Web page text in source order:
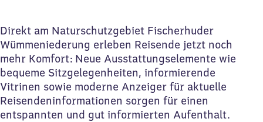
Direkt am Naturschutzgebiet Fischerhuder
Wümmeniederung erleben Reisende jetzt noch
mehr Komfort: Neue Ausstattungselemente wie
bequeme Sitzgelegenheiten, informierende
Vitrinen sowie moderne Anzeiger für aktuelle
Reisendeninformationen sorgen für einen
entspannten und gut informierten Aufenthalt.